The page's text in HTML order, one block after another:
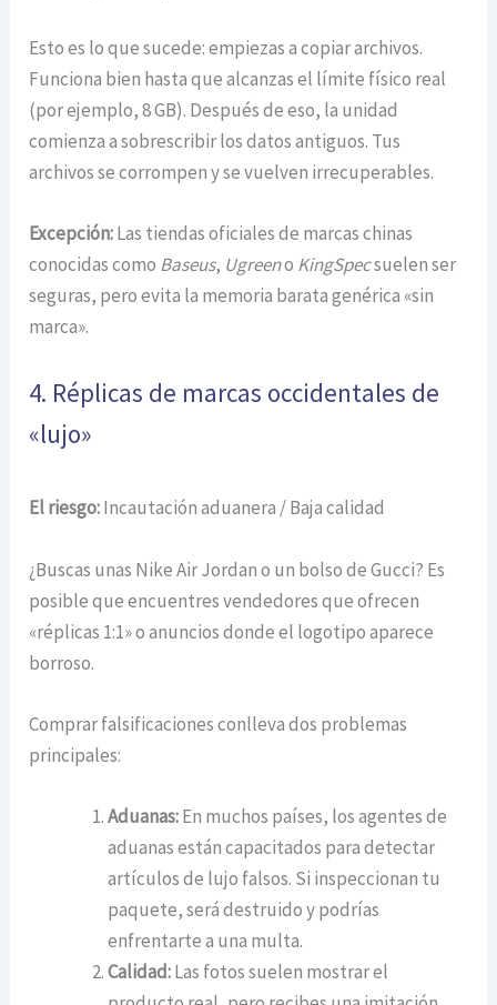
Esto es lo que sucede: empiezas a copiar archivos.
Funciona bien hasta que alcanzas el límite físico real
(por ejemplo, 8 GB). Después de eso, la unidad
comienza a sobrescribir los datos antiguos. Tus
archivos se corrompen y se vuelven irrecuperables.
Excepción:Las tiendas oficiales de marcas chinas
conocidas como Baseus, Ugreeno KingSpecsuelen ser
seguras, pero evita la memoria barata genérica «sin
marca».
4. Réplicas de marcas occidentales de
«lujo»
El riesgo:Incautación aduanera / Baja calidad
¿Buscas unas Nike Air Jordan o un bolso de Gucci? Es
posible que encuentres vendedores que ofrecen
«réplicas 1:1» o anuncios donde el logotipo aparece
borroso.
Comprar falsificaciones conlleva dos problemas
principales:
Aduanas:En muchos países, los agentes de
aduanas están capacitados para detectar
artículos de lujo falsos. Si inspeccionan tu
paquete, será destruido y podrías
enfrentarte a una multa.
Calidad:Las fotos suelen mostrar el